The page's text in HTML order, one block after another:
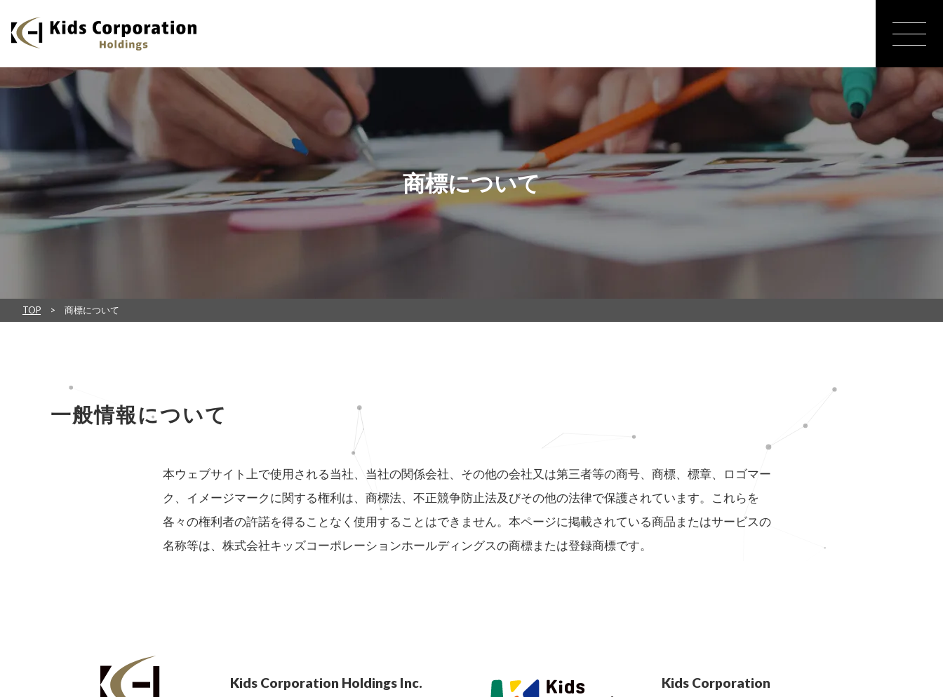
商標について
TOP 商標について
一般情報について
本ウェブサイト上で使用される当社、当社の関係会社、その他の会社又は第三者等の商号、商標、標章、ロゴマー
ク、イメージマークに関する権利は、商標法、不正競争防止法及びその他の法律で保護されています。これらを
各々の権利者の許諾を得ることなく使用することはできません。本ページに掲載されている商品またはサービスの
名称等は、株式会社キッズコーポレーションホールディングスの商標または登録商標です。
Kids Corporation Holdings Inc. Kids Corporation